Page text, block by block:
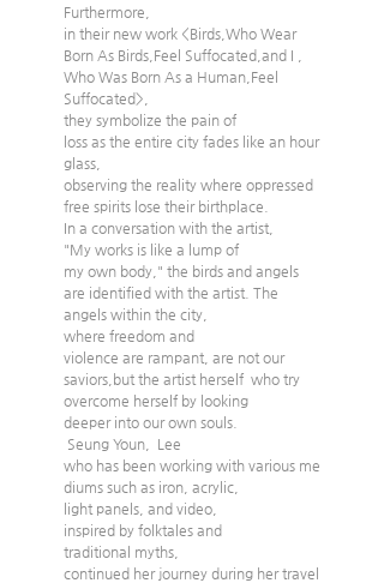
Furthermore,
in their new work <Birds,Who Wear
Born As Birds,Feel Suffocated,and I ,
Who Was Born As a Human,Feel
Suffocated>,
they symbolize the pain of
loss as the entire city fades like an hour
glass,
observing the reality where oppressed
free spirits lose their birthplace.
In a conversation with the artist,
"My works is like a lump of
my own body," the birds and angels
are identified with the artist. The
angels within the city,
where freedom and
violence are rampant, are not our
saviors,but the artist herself  who try
overcome herself by looking
deeper into our own souls.
Seung Youn,  Lee
who has been working with various me
diums such as iron, acrylic,
light panels, and video,
inspired by folktales and
traditional myths,
continued her journey during her travel